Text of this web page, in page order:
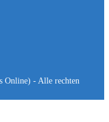
Online) - Alle rechten